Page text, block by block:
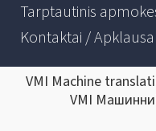
Tarptautinis
Kontaktai / Apklausa
VMI Machine
VMI